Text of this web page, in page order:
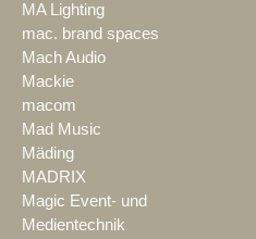
MA Lighting
mac. brand spaces
Mach Audio
Mackie
macom
Mad Music
Mäding
MADRIX
Magic Event- und
Medientechnik